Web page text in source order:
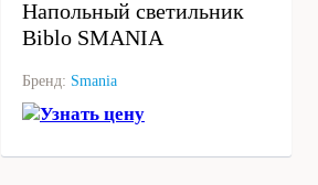
Напольный светильник
Biblo SMANIA
Бренд: Smania
Узнать цену